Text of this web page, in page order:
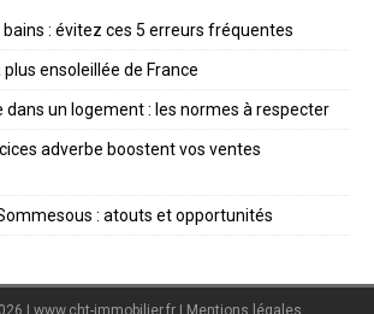
bains : évitez ces 5 erreurs fréquentes
ensoleillée de France
dans un logement : les normes à respecter
adverbe boostent vos ventes
: atouts et opportunités
| www.cht-immobilier.fr | Mentions légales